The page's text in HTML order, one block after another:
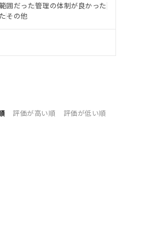
囲だった管理の体制が良かった
その他
評価が高い順 評価が低い順